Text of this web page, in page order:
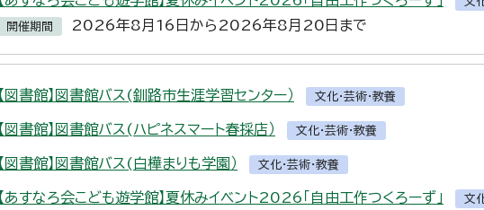
開催期間 2026年8月16日から2026年8月20日まで
【図書館】図書館バス(釧路市生涯学習センター） 文化・芸術・教養
【図書館】図書館バス(ハピネスマート春採店） 文化・芸術・教養
【図書館】図書館バス(白樺まりも学園） 文化・芸術・教養
【あすなろ会こども遊学館】夏休みイベント2026「自由工作つくろーず」 文